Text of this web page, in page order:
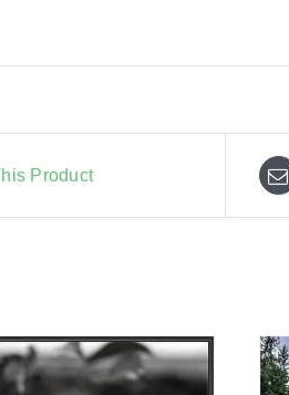
Product